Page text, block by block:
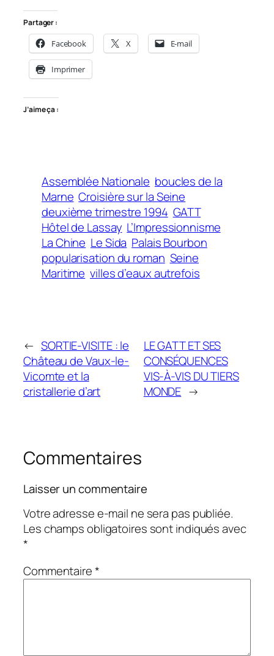
Partager :
Facebook X E-mail
Imprimer
J’aime ça :
Assemblée Nationale boucles de la
Marne Croisière sur la Seine
deuxième trimestre 1994 GATT
Hôtel de Lassay L’Impressionnisme
La Chine Le Sida Palais Bourbon
popularisation du roman Seine
Maritime villes d’eaux autrefois
← SORTIE-VISITE : le
Château de Vaux-le-
Vicomte et la
cristallerie d’art
LE GATT ET SES
CONSÉQUENCES
VIS-À-VIS DU TIERS
MONDE →
Commentaires
Laisser un commentaire
Votre adresse e-mail ne sera pas publiée.
Les champs obligatoires sont indiqués avec
*
Commentaire*